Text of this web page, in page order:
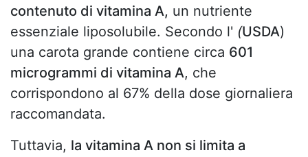
contenuto di vitamina A, un nutriente
essenziale liposolubile. Secondo l' (USDA)
una carota grande contiene circa 601
microgrammi di vitamina A, che
corrispondono al 67% della dose giornaliera
raccomandata.
Tuttavia, la vitamina A non si limita a